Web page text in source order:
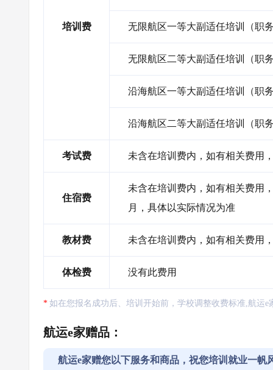
培训费 无限航区一等大副适任培训（职
无限航区二等大副适任培训（职
沿海航区一等大副适任培训（职
沿海航区二等大副适任培训（职
考试费 未含在培训费内，如有相关费用
住宿费
未含在培训费内，如有相关费用
月，具体以实际情况为准
教材费 未含在培训费内，如有相关费用
体检费 没有此费用
如在您报名成功后、培训开始前，学校调整收费标准,航运
航运e家赠品：
航运e家赠您以下服务和商品，祝您培训就业一帆